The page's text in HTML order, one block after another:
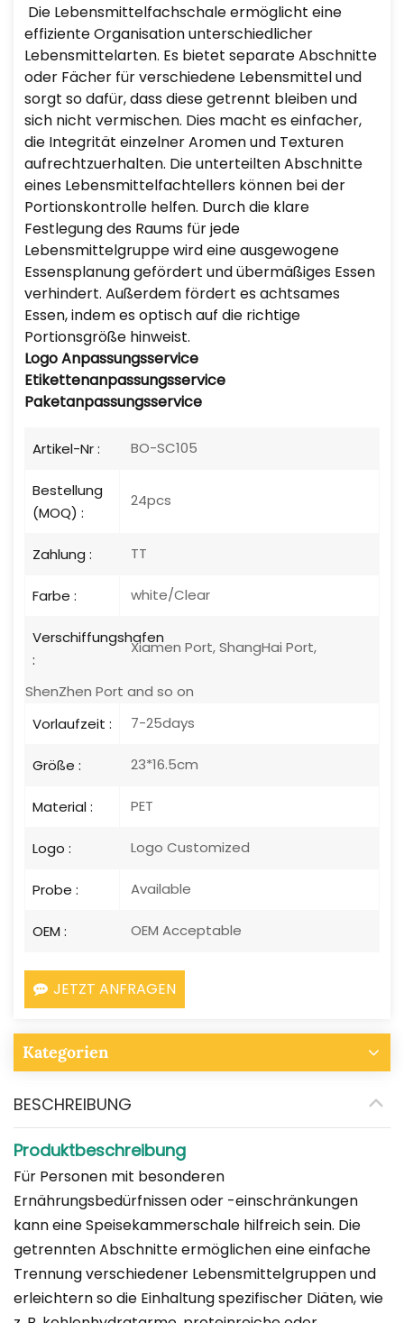
Die Lebensmittelfachschale ermöglicht eine
effiziente Organisation unterschiedlicher
Lebensmittelarten. Es bietet separate Abschnitte
oder Fächer für verschiedene Lebensmittel und
sorgt so dafür, dass diese getrennt bleiben und
sich nicht vermischen. Dies macht es einfacher,
die Integrität einzelner Aromen und Texturen
aufrechtzuerhalten. Die unterteilten Abschnitte
eines Lebensmittelfachtellers können bei der
Portionskontrolle helfen. Durch die klare
Festlegung des Raums für jede
Lebensmittelgruppe wird eine ausgewogene
Essensplanung gefördert und übermäßiges Essen
verhindert. Außerdem fördert es achtsames
Essen, indem es optisch auf die richtige
Portionsgröße hinweist.
LogoAnpassungsservice
Etikettenanpassungsservice
Paketanpassungsservice
Artikel-Nr : BO-SC105
Bestellung
(MOQ) :
24pcs
Zahlung : TT
Farbe : white/Clear
Verschiffungshafen
:
Xiamen Port, ShangHai Port,
ShenZhen Port and so on
Vorlaufzeit :
7-25days
Größe : 23*16.5cm
Material : PET
Logo : Logo Customized
Probe : Available
OEM : OEM Acceptable
JETZT ANFRAGEN
Kategorien
BESCHREIBUNG
Produktbeschreibung
Für Personen mit besonderen
Ernährungsbedürfnissen oder -einschränkungen
kann eine Speisekammerschale hilfreich sein. Die
getrennten Abschnitte ermöglichen eine einfache
Trennung verschiedener Lebensmittelgruppen und
erleichtern so die Einhaltung spezifischer Diäten, wie